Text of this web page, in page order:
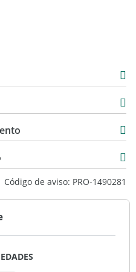
Código de aviso: PRO-1490281